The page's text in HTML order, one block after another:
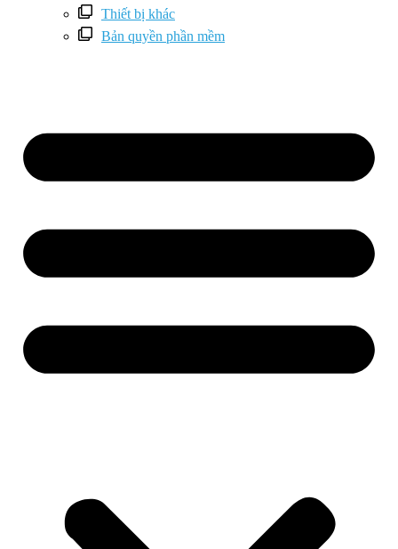
Thiết bị khác
Bản quyền phần mềm